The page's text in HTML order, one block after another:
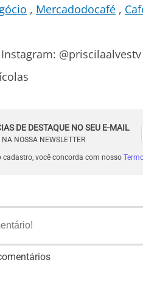
Mercadodocafé
@priscilaalvestv
DE DESTAQUE NO SEU E-MAIL
NA NOSSA NEWSLETTER
você concorda com nosso